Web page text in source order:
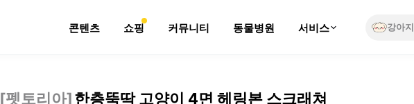
콘텐츠 쇼핑 커뮤니티 동물병원 서비스 강아지
[펫토리아]한층뚝딱 고양이 4면 헤링본 스크래쳐